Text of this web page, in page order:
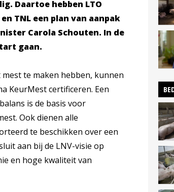
Daartoe hebben LTO
TNL een plan van aanpak
Carola Schouten. In de
gaan.
te maken hebben, kunnen
KeurMest certificeren. Een
is de basis voor
Ook dienen alle
te beschikken over een
aan bij de LNV-visie op
en hoge kwaliteit van